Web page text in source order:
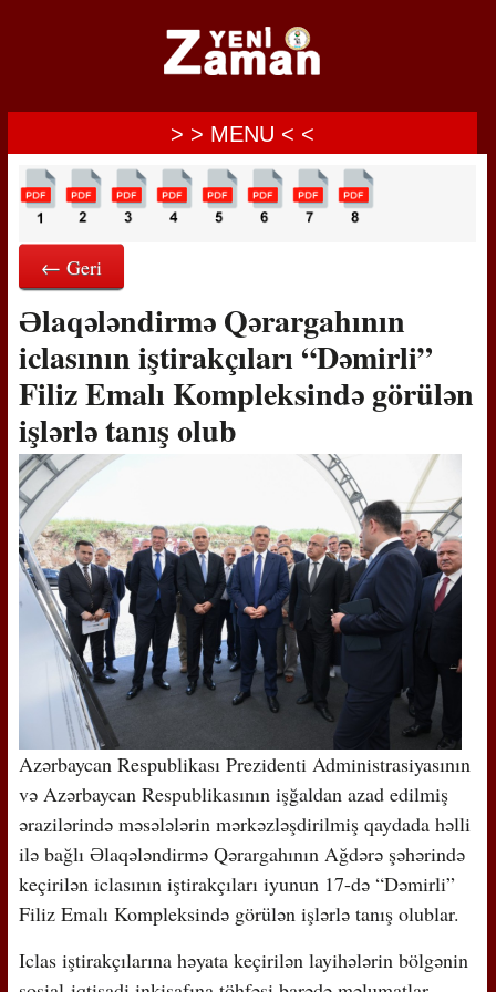
> > MENU < <
← Geri
Əlaqələndirmə Qərargahının
iclasının iştirakçıları “Dəmirli”
Filiz Emalı Kompleksində görülən
işlərlə tanış olub
Azərbaycan Respublikası Prezidenti Administrasiyasının
və Azərbaycan Respublikasının işğaldan azad edilmiş
ərazilərində məsələlərin mərkəzləşdirilmiş qaydada həlli
ilə bağlı Əlaqələndirmə Qərargahının Ağdərə şəhərində
keçirilən iclasının iştirakçıları iyunun 17-də “Dəmirli”
Filiz Emalı Kompleksində görülən işlərlə tanış olublar.
Iclas iştirakçılarına həyata keçirilən layihələrin bölgənin